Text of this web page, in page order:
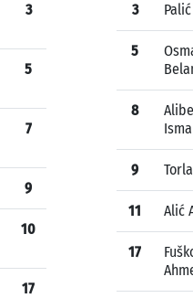
3
5
7
9
10
17
3
5
8
9
11 Alić
17